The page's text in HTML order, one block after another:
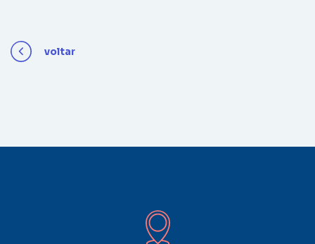
voltar